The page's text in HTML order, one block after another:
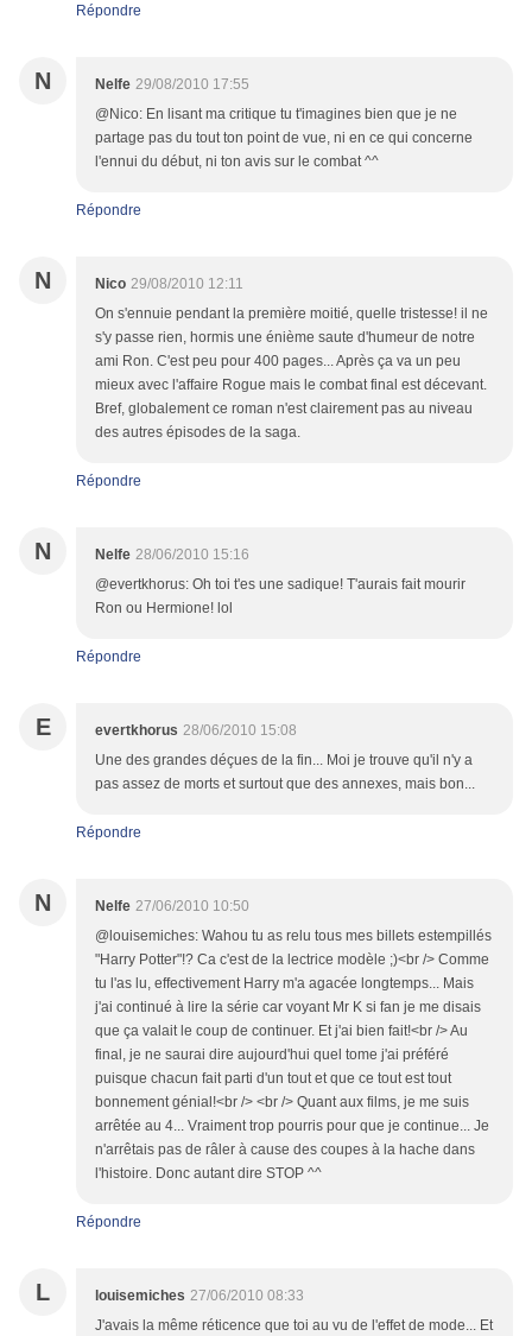
Répondre
N Nelfe 29/08/2010 17:55
@Nico: En lisant ma critique tu t'imagines bien que je ne
partage pas du tout ton point de vue, ni en ce qui concerne
l'ennui du début, ni ton avis sur le combat ^^
Répondre
N Nico 29/08/2010 12:11
On s'ennuie pendant la première moitié, quelle tristesse! il ne
s'y passe rien, hormis une énième saute d'humeur de notre
ami Ron. C'est peu pour 400 pages... Après ça va un peu
mieux avec l'affaire Rogue mais le combat final est décevant.
Bref, globalement ce roman n'est clairement pas au niveau
des autres épisodes de la saga.
Répondre
N Nelfe 28/06/2010 15:16
@evertkhorus: Oh toi t'es une sadique! T'aurais fait mourir
Ron ou Hermione! lol
Répondre
E evertkhorus 28/06/2010 15:08
Une des grandes déçues de la fin... Moi je trouve qu'il n'y a
pas assez de morts et surtout que des annexes, mais bon...
Répondre
N Nelfe 27/06/2010 10:50
@louisemiches: Wahou tu as relu tous mes billets estempillés
"Harry Potter"!? Ca c'est de la lectrice modèle ;)<br /> Comme
tu l'as lu, effectivement Harry m'a agacée longtemps... Mais
j'ai continué à lire la série car voyant Mr K si fan je me disais
que ça valait le coup de continuer. Et j'ai bien fait!<br /> Au
final, je ne saurai dire aujourd'hui quel tome j'ai préféré
puisque chacun fait parti d'un tout et que ce tout est tout
bonnement génial!<br /> <br /> Quant aux films, je me suis
arrêtée au 4... Vraiment trop pourris pour que je continue... Je
n'arrêtais pas de râler à cause des coupes à la hache dans
l'histoire. Donc autant dire STOP ^^
Répondre
L louisemiches 27/06/2010 08:33
J'avais la même réticence que toi au vu de l'effet de mode... Et